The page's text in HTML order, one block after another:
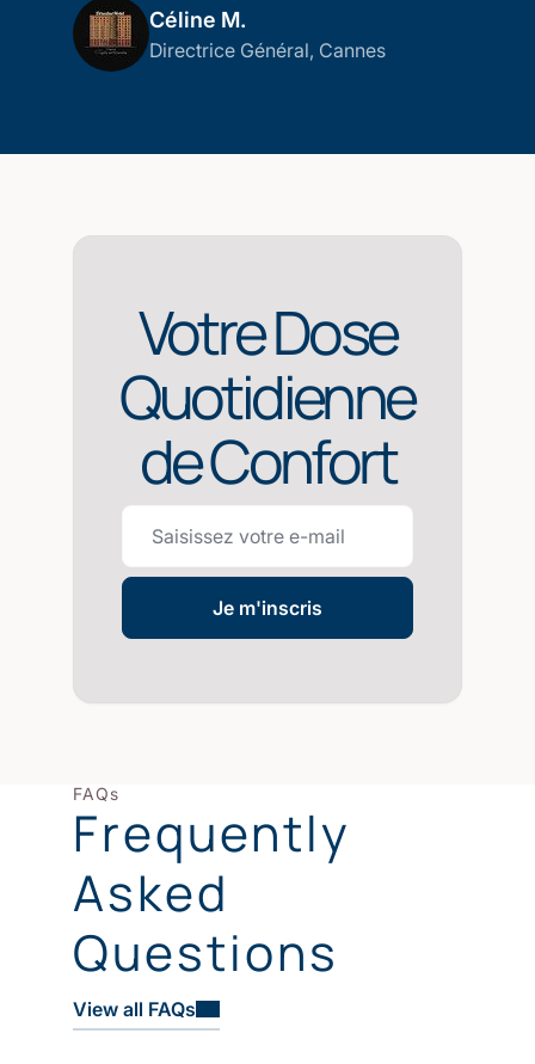
Céline M.
Directrice Général, Cannes
Votre Dose
Quotidienne
de Confort
Je m'inscris
FAQs
Frequently
Asked
Questions
View all FAQs